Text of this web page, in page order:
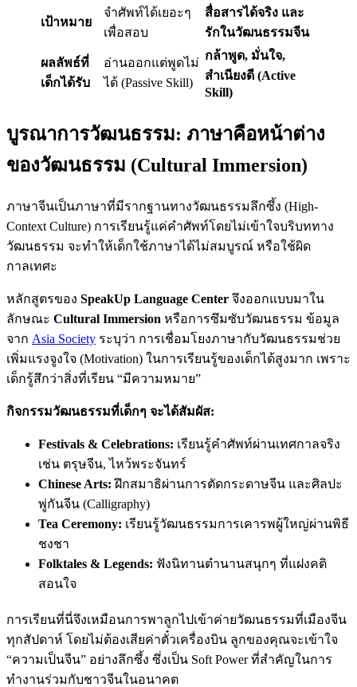
เป้าหมาย
จำศัพท์ได้เยอะๆ
เพื่อสอบ
สื่อสารได้จริง และ
รักในวัฒนธรรมจีน
ผลลัพธ์ที่
เด็กได้รับ
อ่านออกแต่พูดไม่
ได้ (Passive Skill)
กล้าพูด, มั่นใจ,
สำเนียงดี (Active
Skill)
บูรณาการวัฒนธรรม: ภาษาคือหน้าต่าง
ของวัฒนธรรม (Cultural Immersion)
ภาษาจีนเป็นภาษาที่มีรากฐานทางวัฒนธรรมลึกซึ้ง (High-
Context Culture) การเรียนรู้แค่คำศัพท์โดยไม่เข้าใจบริบททาง
วัฒนธรรม จะทำให้เด็กใช้ภาษาได้ไม่สมบูรณ์ หรือใช้ผิด
กาลเทศะ
หลักสูตรของ SpeakUp Language Center จึงออกแบบมาใน
ลักษณะ Cultural Immersion หรือการซึมซับวัฒนธรรม ข้อมูล
จาก Asia Society ระบุว่า การเชื่อมโยงภาษากับวัฒนธรรมช่วย
เพิ่มแรงจูงใจ (Motivation) ในการเรียนรู้ของเด็กได้สูงมาก เพราะ
เด็กรู้สึกว่าสิ่งที่เรียน “มีความหมาย”
กิจกรรมวัฒนธรรมที่เด็กๆ จะได้สัมผัส:
Festivals & Celebrations: เรียนรู้คำศัพท์ผ่านเทศกาลจริง
เช่น ตรุษจีน, ไหว้พระจันทร์
Chinese Arts: ฝึกสมาธิผ่านการตัดกระดาษจีน และศิลปะ
พู่กันจีน (Calligraphy)
Tea Ceremony: เรียนรู้วัฒนธรรมการเคารพผู้ใหญ่ผ่านพิธี
ชงชา
Folktales & Legends: ฟังนิทานตำนานสนุกๆ ที่แฝงคติ
สอนใจ
การเรียนที่นี่จึงเหมือนการพาลูกไปเข้าค่ายวัฒนธรรมที่เมืองจีน
ทุกสัปดาห์ โดยไม่ต้องเสียค่าตั๋วเครื่องบิน ลูกของคุณจะเข้าใจ
“ความเป็นจีน” อย่างลึกซึ้ง ซึ่งเป็น Soft Power ที่สำคัญในการ
ทำงานร่วมกับชาวจีนในอนาคต